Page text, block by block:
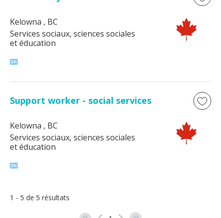
Kelowna , BC
Services sociaux, sciences sociales
et éducation
Support worker - social services
Kelowna , BC
Services sociaux, sciences sociales
et éducation
1 - 5 de 5 résultats